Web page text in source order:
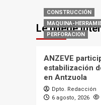
Le puede
CONSTRUCCIÓN
MAQUINA-
PERFORACION
ANZEVE
estabilización
en Antzuola
Dpto. Redacción
6 agosto, 2026